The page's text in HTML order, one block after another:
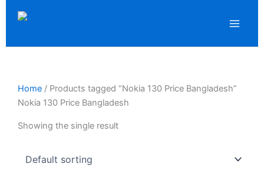
Home / Products tagged “Nokia 130 Price Bangladesh”
Nokia 130 Price Bangladesh
Showing the single result